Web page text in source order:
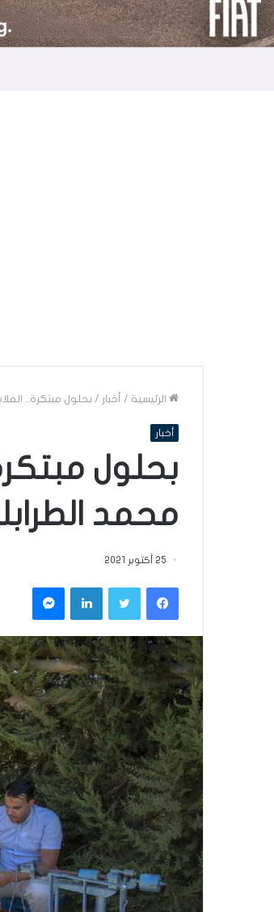
الرئيسية / أخبار / بحلول مبتكرة..
أخبار
بحلول
محمد
25 أكتوبر 2021
فيسبوكتويتر لينكدإن ماسنجر